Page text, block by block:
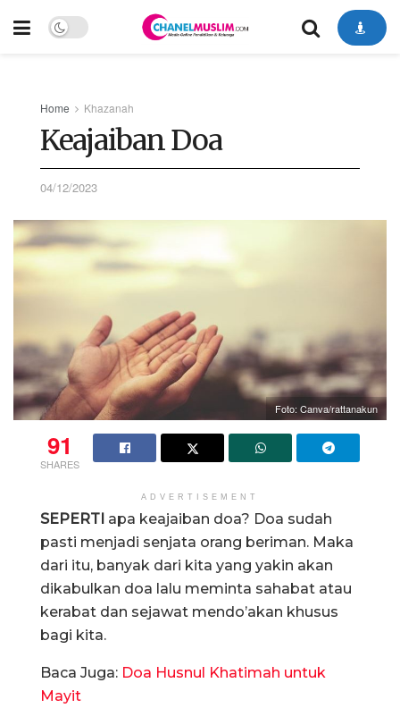
Home Khazanah
Keajaiban Doa
04/12/2023
Foto: Canva/rattanakun
91
SHARES
ADVERTISEMENT
SEPERTI apa keajaiban doa? Doa sudah
pasti menjadi senjata orang beriman. Maka
dari itu, banyak dari kita yang yakin akan
dikabulkan doa lalu meminta sahabat atau
kerabat dan sejawat mendo’akan khusus
bagi kita.
Baca Juga: Doa Husnul Khatimah untuk
Mayit